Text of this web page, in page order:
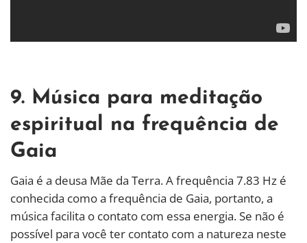
9. Música para meditação
espiritual na frequência de
Gaia
Gaia é a deusa Mãe da Terra. A frequência 7.83 Hz é
conhecida como a frequência de Gaia, portanto, a
música facilita o contato com essa energia. Se não é
possível para você ter contato com a natureza neste